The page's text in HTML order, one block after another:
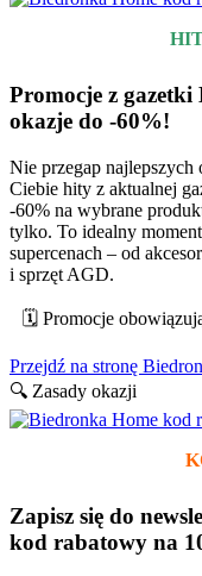
Promocje z
okazje do -60%!
Nie przegap
Ciebie hity z aktualnej
-60% na wybrane
tylko. To idealny
supercenach – od
i sprzęt AGD.
🗓️ Promocje
Przejdź na stronę
🔍 Zasady okazji
Zapisz się do
kod rabatowy na